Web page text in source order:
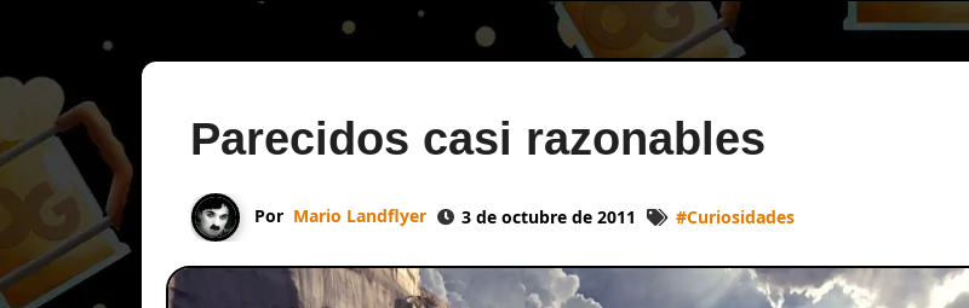
Parecidos casi razonables
Por Mario Landflyer 3 de octubre de 2011 #Curiosidades